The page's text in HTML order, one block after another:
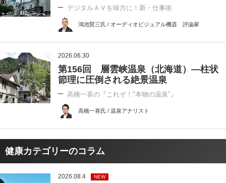
デジタルＡＶを味方に！新・仕事術
鴻池賢三氏 / オーディオビジュアル機器 評論家
2026.06.30
第156回 層雲峡温泉（北海道）―柱状
節理に圧倒される絶景温泉
高橋一喜の『これぞ！"本物の温泉"』
高橋一喜氏 / 温泉アナリスト
健康カテゴリーのコラム
2026.08.4 NEW